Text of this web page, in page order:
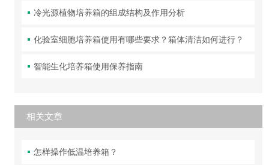
冷光源植物培养箱的组成结构及作用分析
化验室细胞培养箱使用有哪些要求？箱体清洁如何进行？
智能生化培养箱使用保养指南
相关文章
怎样操作低温培养箱？